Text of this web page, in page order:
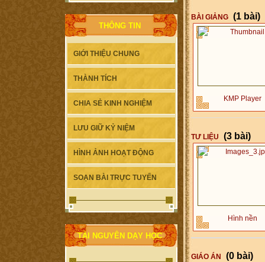
THÔNG TIN
GIỚI THIỆU CHUNG
THÀNH TÍCH
CHIA SẺ KINH NGHIỆM
LƯU GIỮ KỶ NIỆM
HÌNH ẢNH HOẠT ĐỘNG
SOẠN BÀI TRỰC TUYẾN
TÀI NGUYÊN DẠY HỌC
BÀI GIẢNG (1 bài)
KMP Player
TƯ LIỆU (3 bài)
Hình nền
GIÁO ÁN (0 bài)